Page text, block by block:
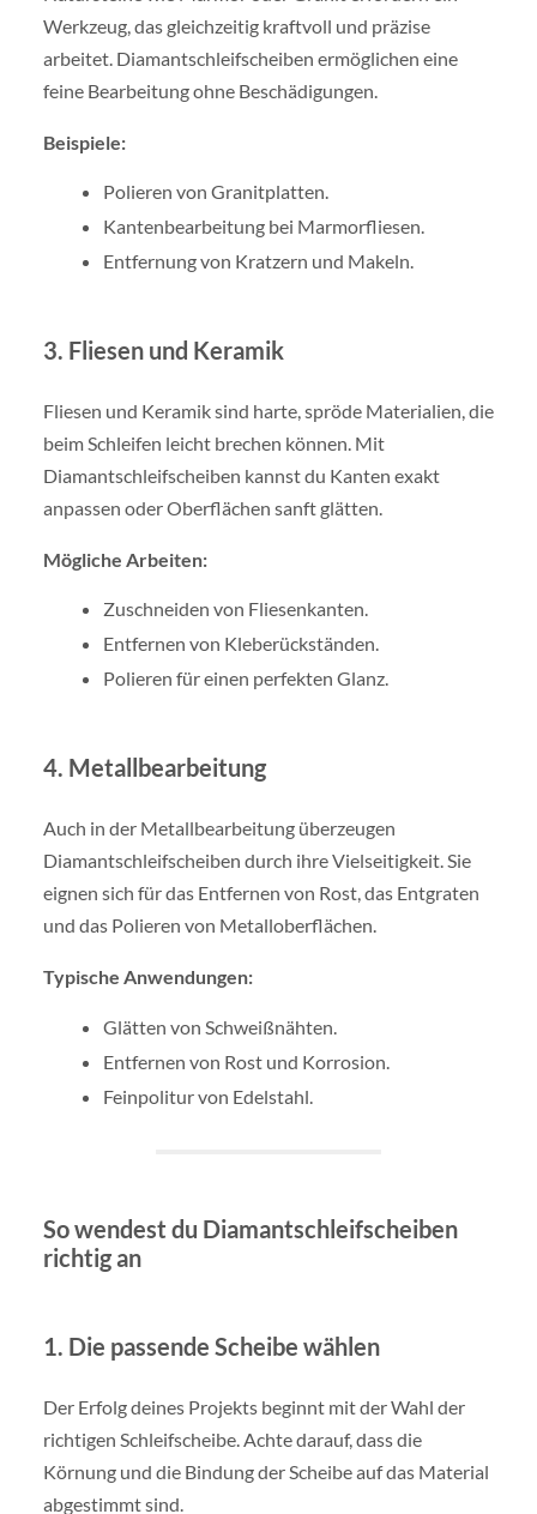
Werkzeug, das gleichzeitig kraftvoll und präzise
arbeitet. Diamantschleifscheiben ermöglichen eine
feine Bearbeitung ohne Beschädigungen.
Beispiele:
Polieren von Granitplatten.
Kantenbearbeitung bei Marmorfliesen.
Entfernung von Kratzern und Makeln.
3. Fliesen und Keramik
Fliesen und Keramik sind harte, spröde Materialien, die
beim Schleifen leicht brechen können. Mit
Diamantschleifscheiben kannst du Kanten exakt
anpassen oder Oberflächen sanft glätten.
Mögliche Arbeiten:
Zuschneiden von Fliesenkanten.
Entfernen von Kleberückständen.
Polieren für einen perfekten Glanz.
4. Metallbearbeitung
Auch in der Metallbearbeitung überzeugen
Diamantschleifscheiben durch ihre Vielseitigkeit. Sie
eignen sich für das Entfernen von Rost, das Entgraten
und das Polieren von Metalloberflächen.
Typische Anwendungen:
Glätten von Schweißnähten.
Entfernen von Rost und Korrosion.
Feinpolitur von Edelstahl.
So wendest du Diamantschleifscheiben
richtig an
1. Die passende Scheibe wählen
Der Erfolg deines Projekts beginnt mit der Wahl der
richtigen Schleifscheibe. Achte darauf, dass die
Körnung und die Bindung der Scheibe auf das Material
abgestimmt sind.